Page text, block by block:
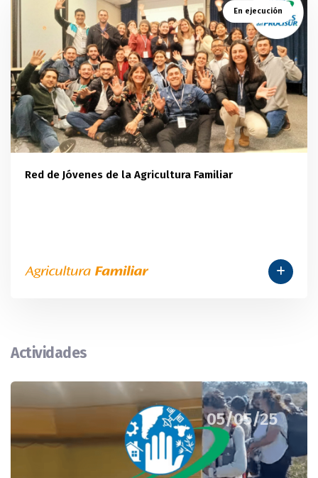
En ejecución
Red de Jóvenes de la Agricultura Familiar
Actividades
05/05/25